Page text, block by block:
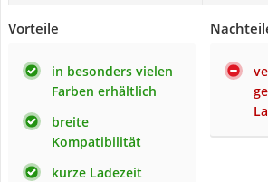
Vorteile
in besonders vielen
Farben erhältlich
breite
Kompatibilität
kurze Ladezeit